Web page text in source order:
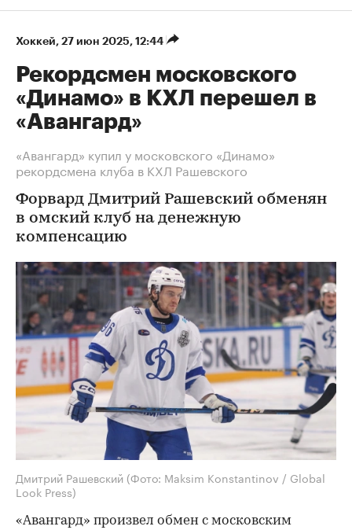
Хоккей⁠, 27 июн 2025, 12:44
Рекордсмен московского
«Динамо» в КХЛ перешел в
«Авангард»
«Авангард» купил у московского «Динамо»
рекордсмена клуба в КХЛ Рашевского
Форвард Дмитрий Рашевский обменян
в омский клуб на денежную
компенсацию
Дмитрий Рашевский (Фото: Maksim Konstantinov / Global
Look Press)
«Авангард» произвел обмен с московским